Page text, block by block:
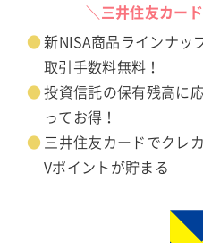
＼三井住友カー
新NISA商品ラインナッ
取引手数料無料！
投資信託の保有残高に
ってお得！
三井住友カードでクレ
Vポイントが貯まる